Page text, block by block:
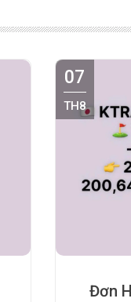
07
TH8
Đơn